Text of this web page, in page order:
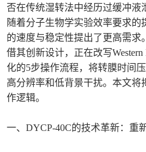
否在传统湿转法中经历过缓冲液
随着分子生物学实验效率要求
的速度与稳定性提出了更高需求
借其创新设计，正在改写
化的5步操作流程，将转膜时间
高分辨率和低背景干扰。本文将
作逻辑。
一、DYCP-40C的技术革新：重